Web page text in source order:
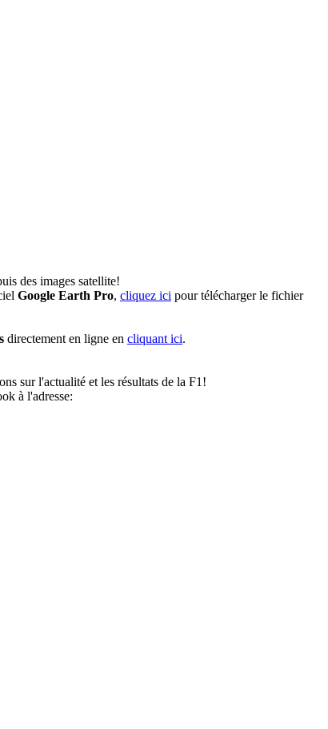
des images satellite!
Google Earth Pro, cliquez ici pour télécharger le fichier
directement en ligne en cliquant ici.
sur l'actualité et les résultats de la F1!
à l'adresse: